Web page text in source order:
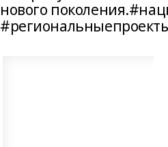
нового